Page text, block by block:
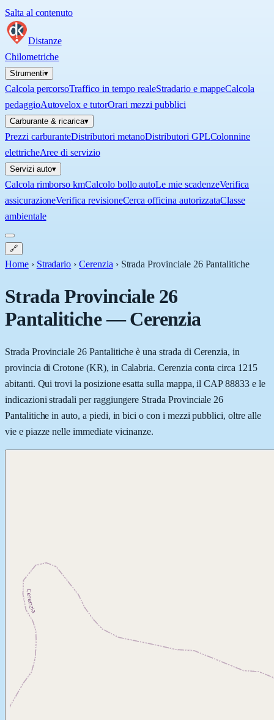
Salta al contenuto
Distanze
Chilometriche
Strumenti▾
Calcola percorsoTraffico in tempo realeStradario e mappeCalcola
pedaggioAutovelox e tutorOrari mezzi pubblici
Carburante & ricarica▾
Prezzi carburanteDistributori metanoDistributori GPLColonnine
elettricheAree di servizio
Servizi auto▾
Calcola rimborso kmCalcolo bollo autoLe mie scadenzeVerifica
assicurazioneVerifica revisioneCerca officina autorizzataClasse
ambientale
🔗
Home › Stradario › Cerenzia › Strada Provinciale 26 Pantalitiche
Strada Provinciale 26
Pantalitiche—Cerenzia
Strada Provinciale 26 Pantalitiche è una strada di Cerenzia, in
provincia di Crotone (KR), in Calabria. Cerenzia conta circa 1215
abitanti. Qui trovi la posizione esatta sulla mappa, il CAP 88833 e le
indicazioni stradali per raggiungere Strada Provinciale 26
Pantalitiche in auto, a piedi, in bici o con i mezzi pubblici, oltre alle
vie e piazze nelle immediate vicinanze.